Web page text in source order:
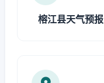
榕江县天气预报